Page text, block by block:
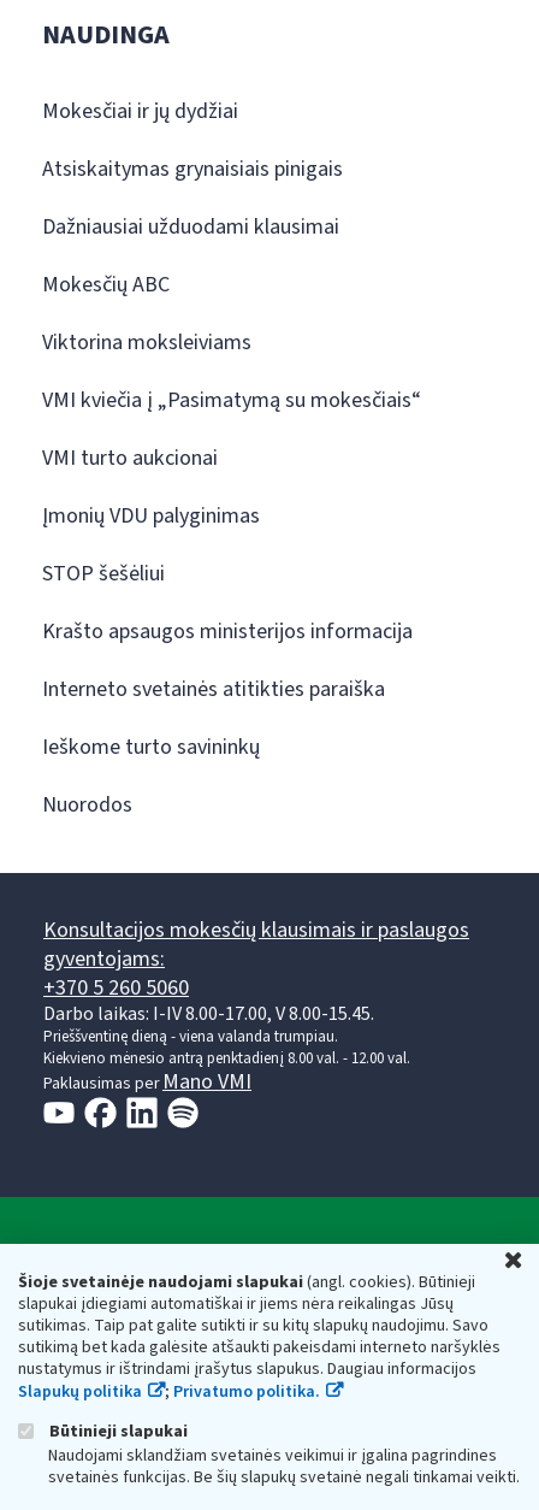
Šioje svetainėje naudojami slapukai(angl. cookies). Būtinieji
slapukai įdiegiami automatiškai ir jiems nėra reikalingas Jūsų
sutikimas. Taip pat galite sutikti ir su kitų slapukų naudojimu. Savo
sutikimą bet kada galėsite atšaukti pakeisdami interneto naršyklės
nustatymus ir ištrindami įrašytus slapukus. Daugiau informacijos
Slapukų politika
; Privatumo politika.
Būtinieji slapukai
Naudojami sklandžiam svetainės veikimui ir įgalina pagrindines
svetainės funkcijas. Be šių slapukų svetainė negali tinkamai veikti.
NAUDINGA
Mokesčiai ir jų dydžiai
Atsiskaitymas grynaisiais pinigais
Dažniausiai užduodami klausimai
Mokesčių ABC
Viktorina moksleiviams
VMI kviečia į „Pasimatymą su mokesčiais“
VMI turto aukcionai
Įmonių VDU palyginimas
STOP šešėliui
Krašto apsaugos ministerijos informacija
Interneto svetainės atitikties paraiška
Ieškome turto savininkų
Nuorodos
Konsultacijos mokesčių klausimais ir paslaugos
gyventojams:
+370 5 260 5060
Darbo laikas: I-IV 8.00-17.00, V 8.00-15.45.
Prieššventinę dieną - viena valanda trumpiau.
Kiekvieno mėnesio antrą penktadienį 8.00 val. - 12.00 val.
Paklausimas per Mano VMI
Respublikos finansų ministerijos
Biudžetinė įstaiga. Juridinio asmens kodas — 188659752,
adresas: Vasario 16-osios g. 14, 01107 Vilnius, Lietuva, el.paštas:
vmi@vmi.lt, E. pristatymo dėžutės adresas 188659752
Duomenys apie Valstybinę mokesčių inspekciją prie Lietuvos
Respublikos finansų ministerijos kaupiami ir saugomi Juridinių